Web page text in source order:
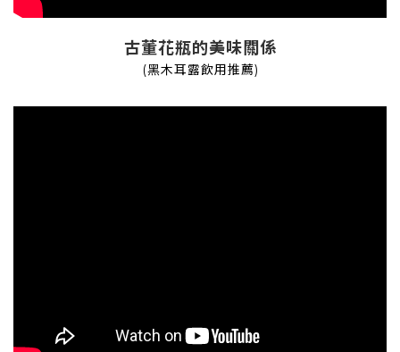
古董花瓶的美味關係
(黑木耳露飲用推薦)